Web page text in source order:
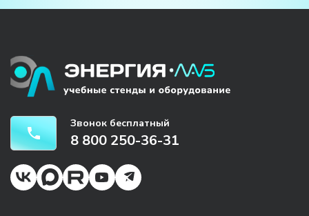
Звонок бесплатный
8 800 250-36-31